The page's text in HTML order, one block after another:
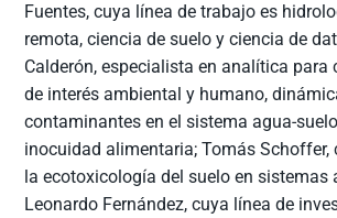
Fuentes, cuya línea de trabajo es
remota, ciencia de suelo y ciencia de
Calderón, especialista en analítica para
de interés ambiental y humano,
contaminantes en el sistema agua-
inocuidad alimentaria; Tomás Schoffer,
la ecotoxicología del suelo en sistemas
Leonardo Fernández, cuya línea de